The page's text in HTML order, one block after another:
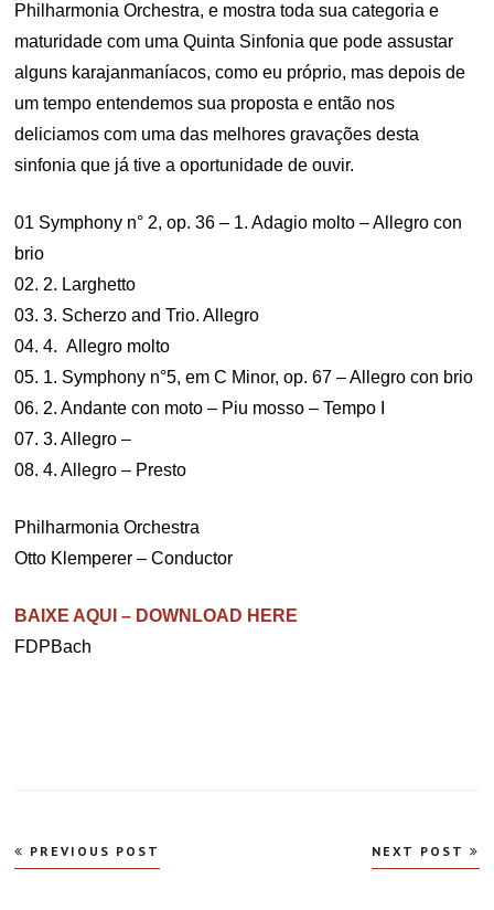
Philharmonia Orchestra, e mostra toda sua categoria e
maturidade com uma Quinta Sinfonia que pode assustar
alguns karajanmaníacos, como eu próprio, mas depois de
um tempo entendemos sua proposta e então nos
deliciamos com uma das melhores gravações desta
sinfonia que já tive a oportunidade de ouvir.
01 Symphony n° 2, op. 36 – 1. Adagio molto – Allegro con
brio
02. 2. Larghetto
03. 3. Scherzo and Trio. Allegro
04. 4. Allegro molto
05. 1. Symphony n°5, em C Minor, op. 67 – Allegro con brio
06. 2. Andante con moto – Piu mosso – Tempo I
07. 3. Allegro –
08. 4. Allegro – Presto
Philharmonia Orchestra
Otto Klemperer – Conductor
BAIXE AQUI – DOWNLOAD HERE
FDPBach
Navegação
de
PREVIOUS POST NEXT POST